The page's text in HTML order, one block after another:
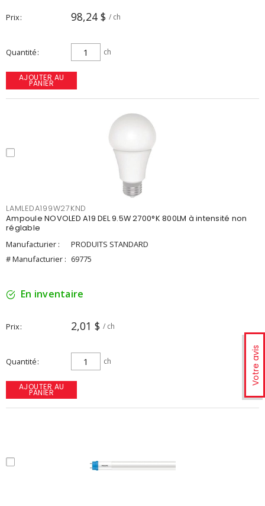
Votre avis
Prix 98,24 $ / ch
Quantité ch
AJOUTER AU
PANIER
LAMLEDA199W27KND
Ampoule NOVOLED A19 DEL 9.5W 2700°K 800LM à intensité non
réglable
Manufacturier :
PRODUITS STANDARD
# Manufacturier : 69775
En inventaire
Prix 2,01 $ / ch
Quantité ch
AJOUTER AU
PANIER